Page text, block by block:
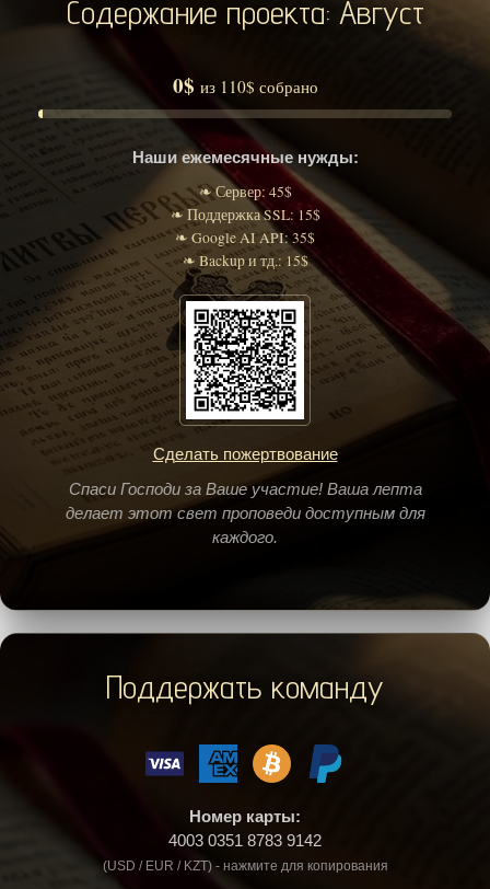
Содержание проекта: Август
0$ из 110$ собрано
Наши ежемесячные нужды:
❧ Сервер: 45$
❧ Поддержка SSL: 15$
❧ Google AI API: 35$
❧ Backup и тд.: 15$
Сделать пожертвование
Спаси Господи за Ваше участие! Ваша лепта
делает этот свет проповеди доступным для
каждого.
Поддержать команду
Номер карты:
4003 0351 8783 9142
(USD / EUR / KZT) - нажмите для копирования